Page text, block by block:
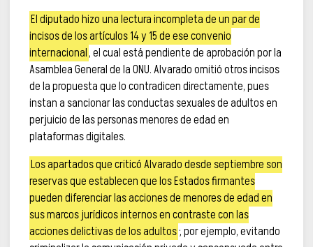
El diputado hizo una lectura incompleta de un par de
incisos de los artículos 14 y 15 de ese convenio
internacional, el cual está pendiente de aprobación por la
Asamblea General de la ONU. Alvarado omitió otros incisos
de la propuesta que lo contradicen directamente, pues
instan a sancionar las conductas sexuales de adultos en
perjuicio de las personas menores de edad en
plataformas digitales.
Los apartados que criticó Alvarado desde septiembre son
reservas que establecen que los Estados firmantes
pueden diferenciar las acciones de menores de edad en
sus marcos jurídicos internos en contraste con las
acciones delictivas de los adultos; por ejemplo, evitando